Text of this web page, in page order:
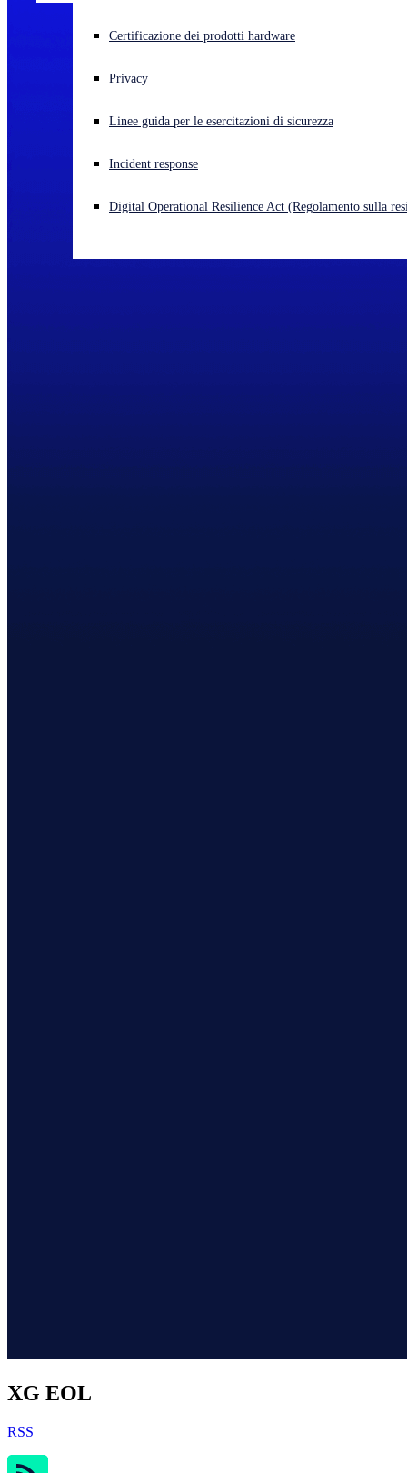
Cyberattacco in corso? Ottieni assistenza immediata
Open language switcher
Certificazione dei prodotti hardware
Privacy
Linee guida per le esercitazioni di sicurezza
Incident response
Digital Operational Resilience Act (Regolamento sulla
XG EOL
RSS